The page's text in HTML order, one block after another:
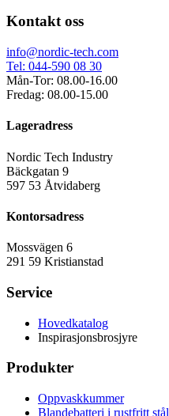
Kontakt oss
info@nordic-tech.com
Tel: 044-590 08 30
Mån-Tor: 08.00-16.00
Fredag: 08.00-15.00
Lageradress
Nordic Tech Industry
Bäckgatan 9
597 53 Åtvidaberg
Kontorsadress
Mossvägen 6
291 59 Kristianstad
Service
Hovedkatalog
Inspirasjonsbrosjyre
Produkter
Oppvaskkummer
Blandebatteri i rustfritt stål